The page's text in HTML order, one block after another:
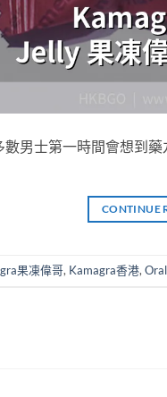
男士第一時間會想到
CONTINUE
果凍偉哥, Kamagra香港,